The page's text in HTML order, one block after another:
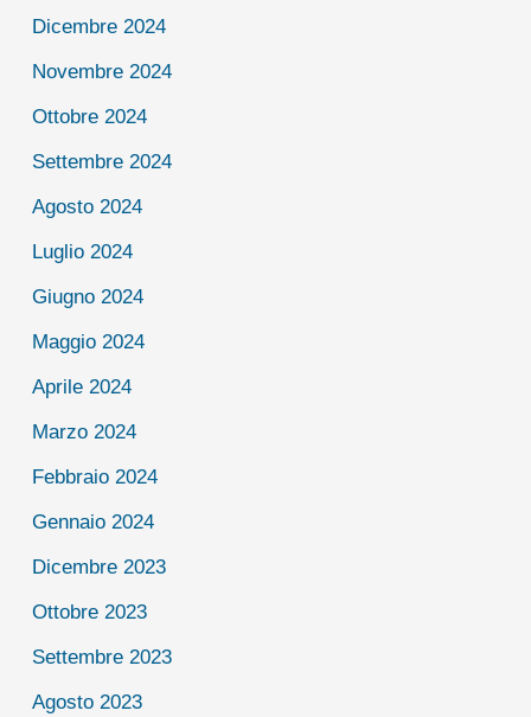
Dicembre 2024
Novembre 2024
Ottobre 2024
Settembre 2024
Agosto 2024
Luglio 2024
Giugno 2024
Maggio 2024
Aprile 2024
Marzo 2024
Febbraio 2024
Gennaio 2024
Dicembre 2023
Ottobre 2023
Settembre 2023
Agosto 2023